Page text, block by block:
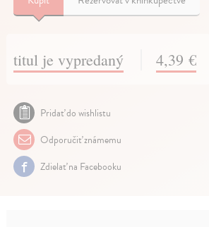
titul je vypredaný 4,39 €
Pridať do wishlistu
Odporučiť známemu
Zdielať na Facebooku